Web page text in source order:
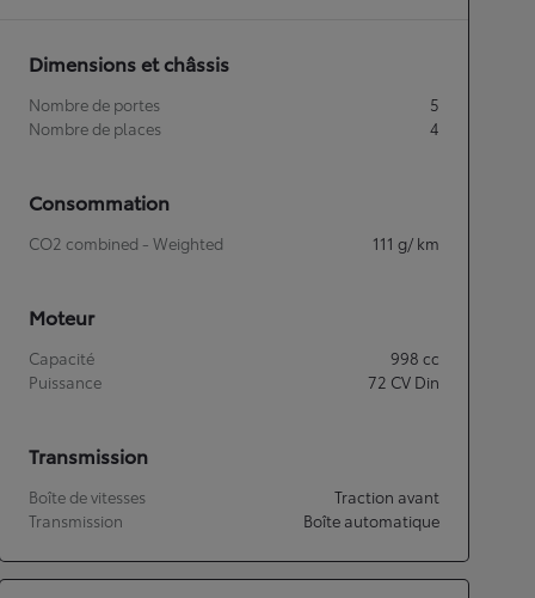
Dimensions et châssis
Nombre de portes
5
Nombre de places
4
Consommation
CO2 combined - Weighted 111 g/ km
Moteur
Capacité 998 cc
Puissance
72 CV Din
Transmission
Boîte de vitesses
Traction avant
Transmission
Boîte automatique